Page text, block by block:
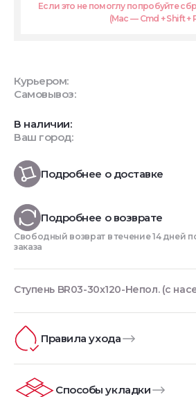
Если это не помоглу попробуйте
(Mac — Cmd + Shift +
Курьером:
Самовывоз:
В наличии:
Ваш город:
Подробнее о доставке
Подробнее о возврате
Свободный возврат в течение 14 дней
заказа
Ступень BR03-30x120-Непол. (с
Правила ухода
Способы укладки